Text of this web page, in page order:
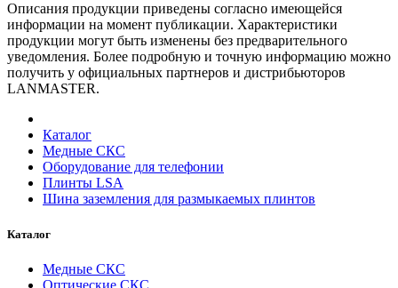
Описания продукции приведены согласно имеющейся
информации на момент публикации. Характеристики
продукции могут быть изменены без предварительного
уведомления. Более подробную и точную информацию можно
получить у официальных партнеров и дистрибьюторов
LANMASTER.
Каталог
Медные СКС
Оборудование для телефонии
Плинты LSA
Шина заземления для размыкаемых плинтов
Каталог
Медные СКС
Оптические СКС